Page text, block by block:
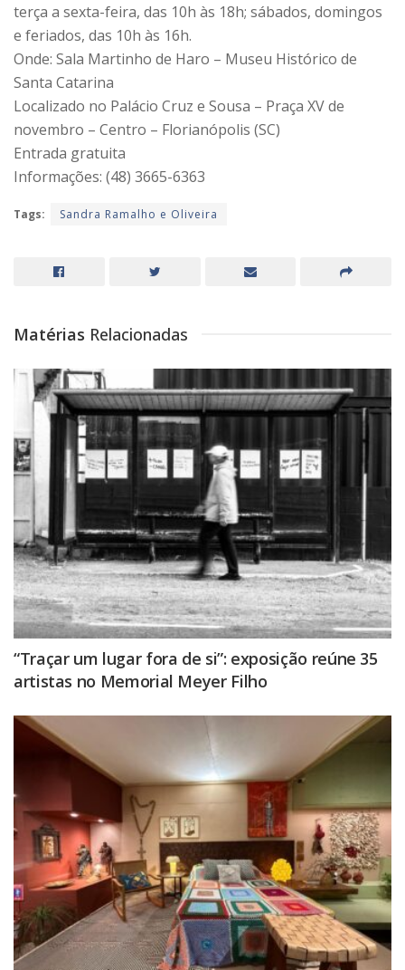
terça a sexta-feira, das 10h às 18h; sábados, domingos
e feriados, das 10h às 16h.
Onde: Sala Martinho de Haro – Museu Histórico de
Santa Catarina
Localizado no Palácio Cruz e Sousa – Praça XV de
novembro – Centro – Florianópolis (SC)
Entrada gratuita
Informações: (48) 3665-6363
Tags: Sandra Ramalho e Oliveira
Matérias Relacionadas
“Traçar um lugar fora de si”: exposição reúne 35
artistas no Memorial Meyer Filho